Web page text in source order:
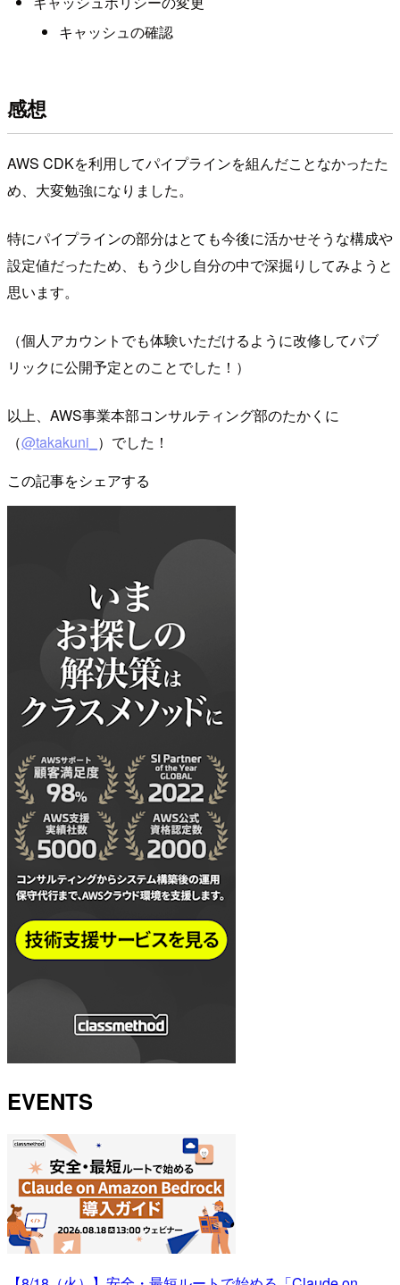
キャッシュの確認
感想
AWS CDKを利用してパイプラインを組んだことなかったた
め、大変勉強になりました。
特にパイプラインの部分はとても今後に活かせそうな構成や
設定値だったため、もう少し自分の中で深掘りしてみようと
思います。
（個人アカウントでも体験いただけるように改修してパブ
リックに公開予定とのことでした！）
以上、AWS事業本部コンサルティング部のたかくに
（@takakuni_ ）でした！
この記事をシェアする
EVENTS